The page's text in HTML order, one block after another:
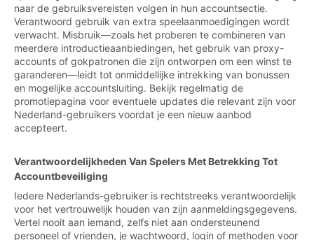
naar de gebruiksvereisten volgen in hun accountsectie.
Verantwoord gebruik van extra speelaanmoedigingen wordt
verwacht. Misbruik—zoals het proberen te combineren van
meerdere introductieaanbiedingen, het gebruik van proxy-
accounts of gokpatronen die zijn ontworpen om een winst te
garanderen—leidt tot onmiddellijke intrekking van bonussen
en mogelijke accountsluiting. Bekijk regelmatig de
promotiepagina voor eventuele updates die relevant zijn voor
Nederland-gebruikers voordat je een nieuw aanbod
accepteert.
Verantwoordelijkheden Van Spelers Met Betrekking Tot
Accountbeveiliging
Iedere Nederlands-gebruiker is rechtstreeks verantwoordelijk
voor het vertrouwelijk houden van zijn aanmeldingsgegevens.
Vertel nooit aan iemand, zelfs niet aan ondersteunend
personeel of vrienden, je wachtwoord, login of methoden voor